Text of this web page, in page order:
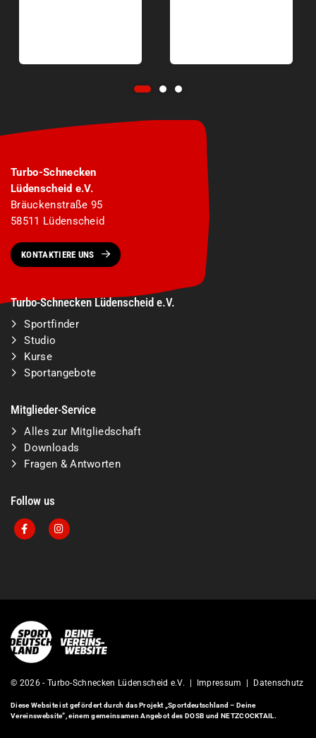
Turbo-Schnecken
Lüdenscheid e.V.
Bräuckenstraße 95
58511 Lüdenscheid
KONTAKTIERE UNS
Turbo-Schnecken Lüdenscheid e.V.
Sportfinder
Studio
Kurse
Sportangebote
Mitglieder-Service
Alles zur Mitgliedschaft
Downloads
Fragen & Antworten
Follow us
© 2026 - Turbo-Schnecken Lüdenscheid e.V. | Impressum | Datenschutz
Diese Website ist gefördert durch das Projekt„Sportdeutschland – Deine
Vereinswebsite”, einem gemeinsamen Angebot des DOSB und NETZCOCKTAIL.